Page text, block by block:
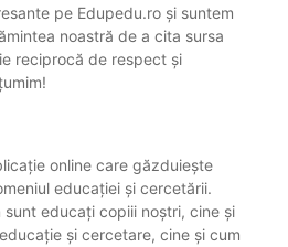
pe Edupedu.ro și suntem
noastră de a cita sursa
reciprocă de respect și
online care găzduiește
educației și cercetării.
educați copiii noștri, cine și
și cercetare, cine și cum